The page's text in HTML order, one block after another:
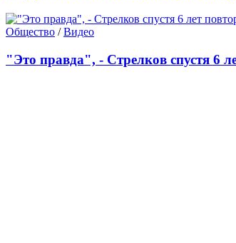
Общество /Видео
"Это правда", - Стрелков спустя 6